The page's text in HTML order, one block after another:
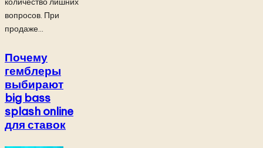
вопросов. При
продаже...
Почему
гемблеры
выбирают
big bass
splash online
для ставок